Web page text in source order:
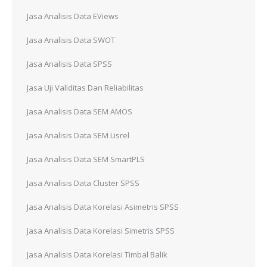
Jasa Analisis Data EViews
Jasa Analisis Data SWOT
Jasa Analisis Data SPSS
Jasa Uji Validitas Dan Reliabilitas
Jasa Analisis Data SEM AMOS
Jasa Analisis Data SEM Lisrel
Jasa Analisis Data SEM SmartPLS
Jasa Analisis Data Cluster SPSS
Jasa Analisis Data Korelasi Asimetris SPSS
Jasa Analisis Data Korelasi Simetris SPSS
Jasa Analisis Data Korelasi Timbal Balik